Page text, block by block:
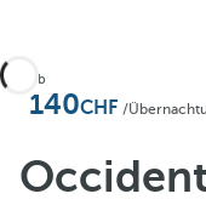
Zu Favoriten
Weitere Fotos und
Ab
140 /